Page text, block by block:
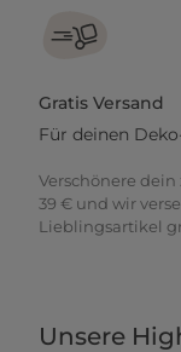
Gratis Versand
Für deinen
Verschönere
39 € und wir
Lieblingsartikel
Unsere